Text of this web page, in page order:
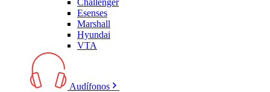
Esenses
Marshall
Hyundai
VTA
Audífonos